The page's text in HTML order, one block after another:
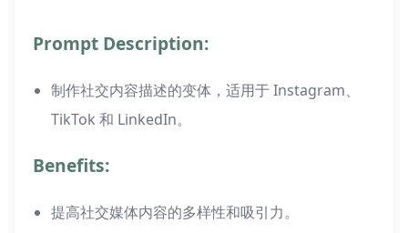
Prompt Description:
制作社交内容描述的变体，适用于 Instagram、
TikTok 和 LinkedIn。
Benefits:
提高社交媒体内容的多样性和吸引力。